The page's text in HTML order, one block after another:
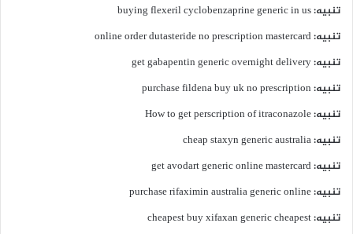
تنبيه:buying flexeril cyclobenzaprine generic in us
تنبيه:online order dutasteride no prescription mastercard
تنبيه:get gabapentin generic overnight delivery
تنبيه:purchase fildena buy uk no prescription
تنبيه:How to get perscription of itraconazole
تنبيه:cheap staxyn generic australia
تنبيه:get avodart generic online mastercard
تنبيه:purchase rifaximin australia generic online
تنبيه:cheapest buy xifaxan generic cheapest